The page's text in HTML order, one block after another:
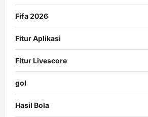
Fifa 2026
Fitur Aplikasi
Fitur Livescore
gol
Hasil Bola